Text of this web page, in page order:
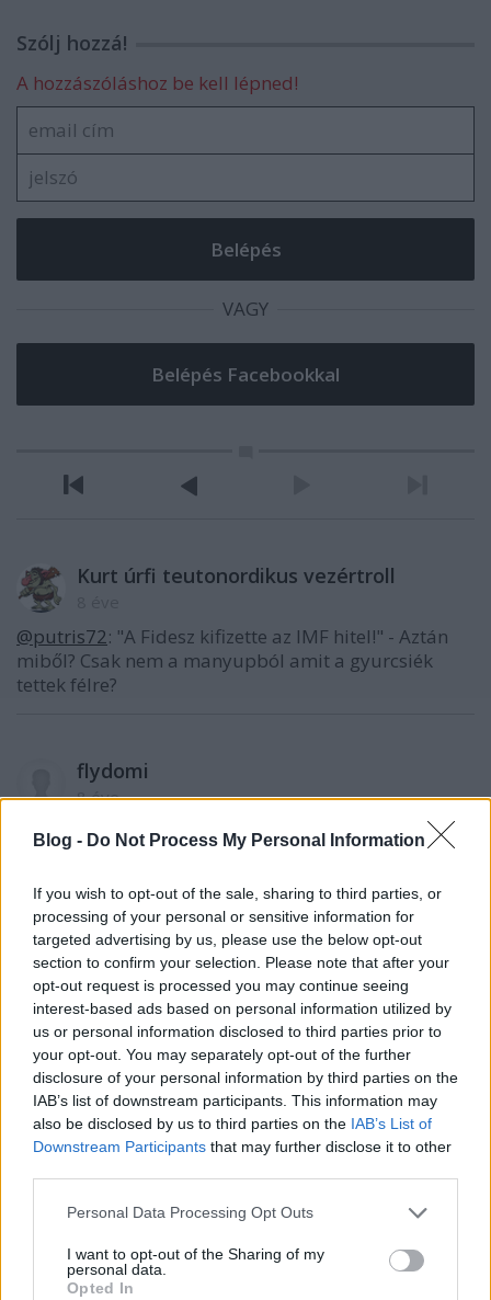
Blog - Do Not Process My Personal Information
If you wish to opt-out of the sale, sharing to third parties, or
processing of your personal or sensitive information for
targeted advertising by us, please use the below opt-out
section to confirm your selection. Please note that after your
opt-out request is processed you may continue seeing
interest-based ads based on personal information utilized by
us or personal information disclosed to third parties prior to
your opt-out. You may separately opt-out of the further
disclosure of your personal information by third parties on the
IAB’s list of downstream participants. This information may
also be disclosed by us to third parties on the IAB’s List of
Downstream Participants that may further disclose it to other
Please note that this website/app uses one or more Google
not limited to your visit or usage behaviour. You may click to
grant or deny consent to Google and its third-party tags to
Personal Data Processing Opt Outs
I want to opt-out of the Sharing of my
personal data.
Opted In
Szólj hozzá!
A hozzászóláshoz be kell lépned!
VAGY
Kurt úrfi teutonordikus vezértroll
@putris72: "A Fidesz kifizette az IMF hitel!" - Aztán
miből? Csak nem a manyupból amit a gyurcsiék
tettek félre?
flydomi
8 éve
@putris72:
Éljél álom világba,mert vezíred ezt akarja. :)
kevesebb eu-s pénzt adnak a vezíred jogállamisága
miatt,meg azért,mert akkora a gazdasági
motorunk,mint egy kisebb fajta trabi motorja,akkor
majd jöhetsz baromságokkal. :) A fidessz hívők is
szopnak majd keményen. :) Az lesz majd szép
világ,mer ez a xar el fogja lepni őket is,amit vitty
kottyvasztot nekik. :) Mellesleg az elmúlt 4 évben
inkább a demokrácia leépítése,a jogállamiság
megtépázása,és a sok eu-s lové lopása volt a cél egy
kis gyűlőlettel, a magyarok egymásnak hergelésével
fúszerezve. :)
8 éve
@conchita wurst